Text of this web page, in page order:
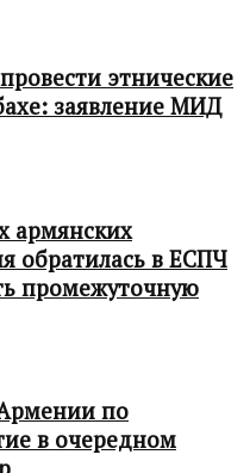
этнические
заявление МИД
армянских
обратилась в ЕСПЧ
промежуточную
по
в очередном